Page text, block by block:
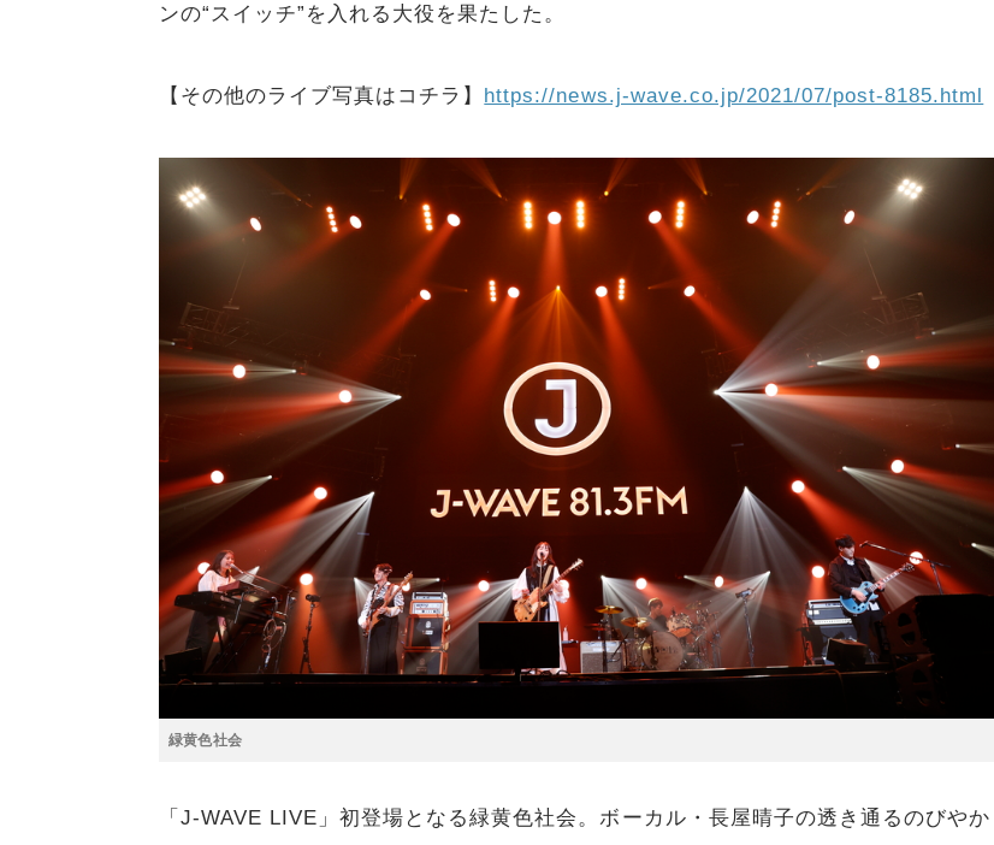
ンの“スイッチ”を入れる大役を果たした。
【その他のライブ写真はコチラ】 https://news.j-wave.co.jp/2021/07/post-8185.html
緑黄色社会
「J-WAVE LIVE」初登場となる緑黄色社会。ボーカル・長屋晴子の透き通るのびやか